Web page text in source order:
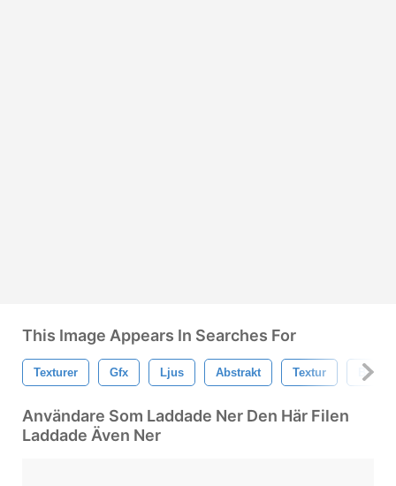
This Image Appears In Searches For
Texturer Gfx Ljus Abstrakt Textur
Användare Som Laddade Ner Den Här Filen
Laddade Även Ner